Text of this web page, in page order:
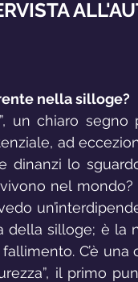
nella silloge?
un chiaro
ad
lo
nel
silloge; è la
C’è una
il primo